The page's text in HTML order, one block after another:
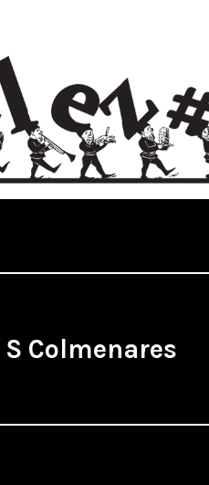
Colmenares